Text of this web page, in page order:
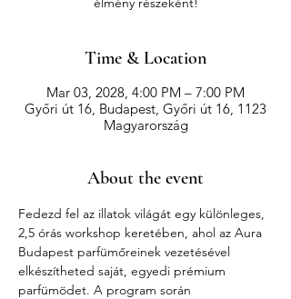
Time & Location
Mar 03, 2028, 4:00 PM – 7:00 PM
Győri út 16, Budapest, Győri út 16, 1123
Magyarország
About the event
Fedezd fel az illatok világát egy különleges,
2,5 órás workshop keretében, ahol az Aura
Budapest parfümőreinek vezetésével
elkészítheted saját, egyedi prémium
parfümödet. A program során